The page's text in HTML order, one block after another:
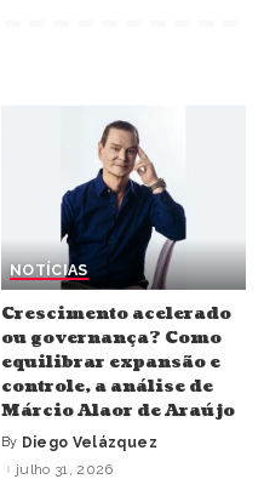
NOTÍCIAS
Crescimento acelerado
ou governança? Como
equilibrar expansão e
controle, a análise de
Márcio Alaor de Araújo
Posted
by
By Diego Velázquez
julho 31, 2026